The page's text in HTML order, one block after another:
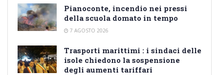
Pianoconte, incendio nei pressi
della scuola domato in tempo
7 AGOSTO 2026
Trasporti marittimi : i sindaci delle
isole chiedono la sospensione
degli aumenti tariffari